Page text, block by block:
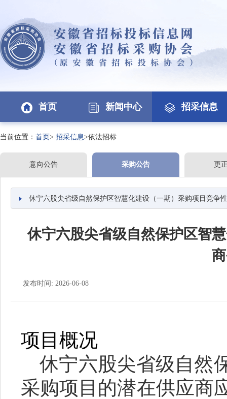
首页 新闻中心 招采信息
当前位置： 首页> 招采信息>依法招标
意向公告 采购公告 更
休宁六股尖省级自然保护区智慧化建设（一期）采购项目竞争
休宁六股尖省级自然保护区智
发布时间: 2026-06-08
项目概况
休宁六股尖省级自然
采购项目的潜在供应商